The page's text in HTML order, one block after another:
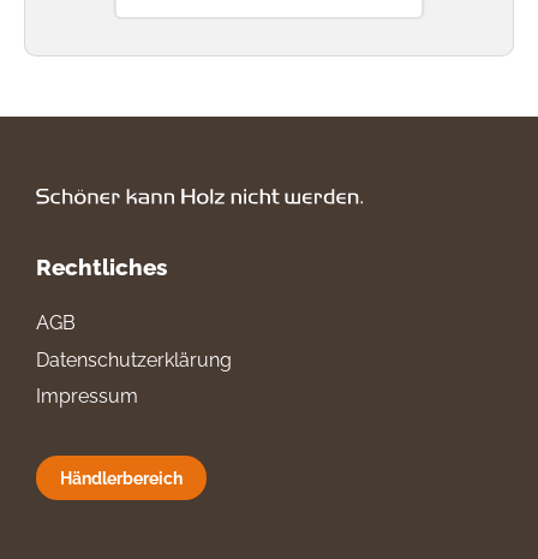
Rechtliches
AGB
Datenschutzerklärung
Impressum
Händlerbereich